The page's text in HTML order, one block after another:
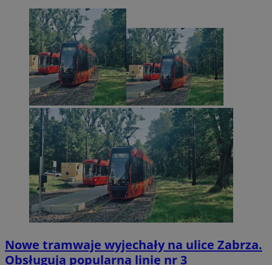
Nowe tramwaje wyjechały na ulice Zabrza.
Obsługują popularną linię nr 3